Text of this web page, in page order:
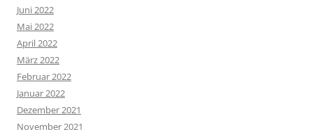
Juni 2022
Mai 2022
April 2022
März 2022
Februar 2022
Januar 2022
Dezember 2021
November 2021